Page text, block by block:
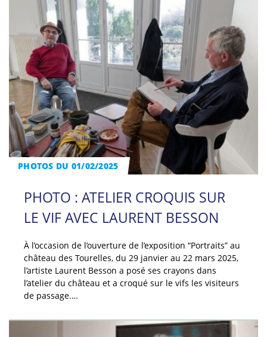
PHOTOS DU 01/02/2025
PHOTO : ATELIER CROQUIS SUR
LE VIF AVEC LAURENT BESSON
À l’occasion de l’ouverture de l’exposition “Portraits” au
château des Tourelles, du 29 janvier au 22 mars 2025,
l’artiste Laurent Besson a posé ses crayons dans
l’atelier du château et a croqué sur le vifs les visiteurs
de passage.…